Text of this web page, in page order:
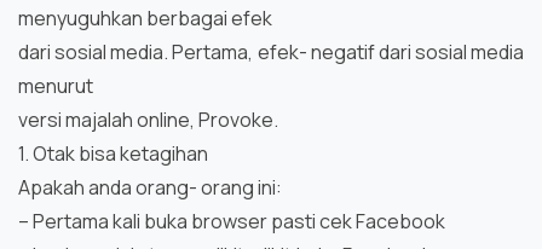
menyuguhkan berbagai efek
dari sosial media. Pertama, efek- negatif dari sosial media
menurut
versi majalah online, Provoke.
1. Otak bisa ketagihan
Apakah anda orang- orang ini:
– Pertama kali buka browser pasti cek Facebook